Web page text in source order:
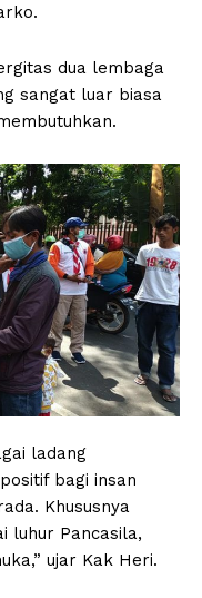
dua lembaga
sangat luar biasa
ladang
bagi insan
Khususnya
luhur Pancasila,
ujar Kak Heri.